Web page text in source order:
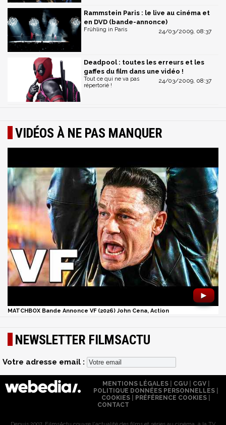
Rammstein Paris : le live au cinéma et
en DVD (bande-annonce)
24/03/2009, 08:37
Frühling in Paris
Deadpool : toutes les erreurs et les
gaffes du film dans une vidéo !
24/03/2009, 08:37
Tout ce qui ne va pas
répertorié !
VIDÉOS À NE PAS MANQUER
►
MATCHBOX Bande Annonce VF (2026) John Cena, Action
NEWSLETTER FILMSACTU
Votre adresse email :
MENTIONS LÉGALES| CGU| CGV|
POLITIQUE DONNÉES PERSONNELLES
COOKIES
PRÉFÉRENCE COOKIES
CONTACT